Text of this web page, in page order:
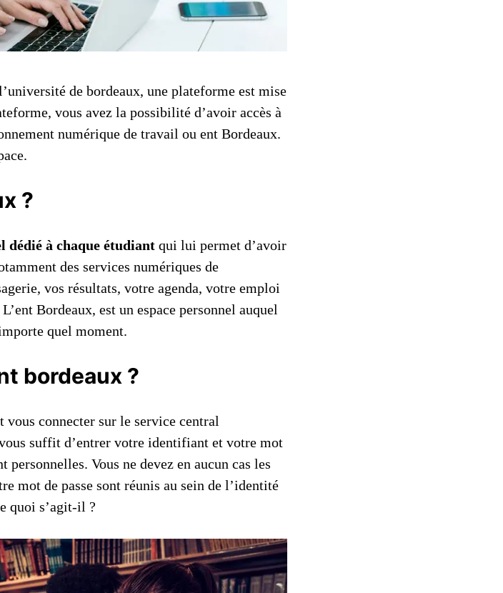
de bordeaux, une plateforme est mise
vous avez la possibilité d’avoir accès à
numérique de travail ou ent Bordeaux.
?
dédié à chaque étudiant qui lui permet d’avoir
des services numériques de
vos résultats, votre agenda, votre emploi
Bordeaux, est un espace personnel auquel
quel moment.
bordeaux ?
vous connecter sur le service central
suffit d’entrer votre identifiant et votre mot
Vous ne devez en aucun cas les
mot de passe sont réunis au sein de l’identité
quoi s’agit-il ?